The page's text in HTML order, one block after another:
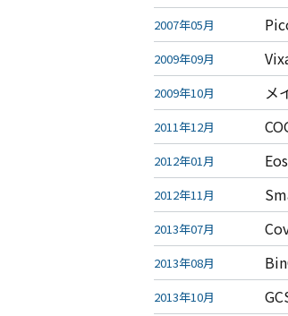
2007年05月
2009年09月
2009年10月 メ
2011年12月
2012年01月
2012年11月
2013年07月
2013年08月
2013年10月